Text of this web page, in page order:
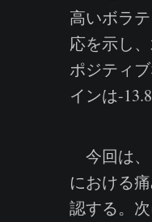
高いボラ
応を示し
ポジティ
インは-
今回は、
における
認する。